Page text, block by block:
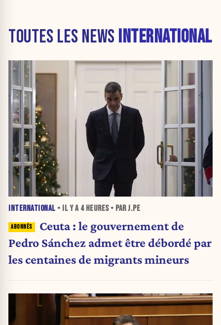
TOUTES LES NEWS INTERNATIONAL
INTERNATIONAL • IL Y A 4 HEURES• PAR J.PE
Ceuta : le gouvernement de
Pedro Sánchez admet être débordé par
les centaines de migrants mineurs